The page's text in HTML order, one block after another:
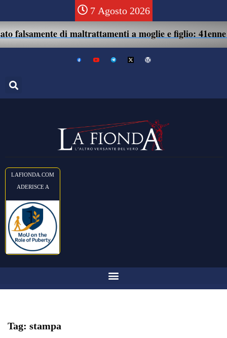
7 Agosto 2026
di maltrattamenti a moglie e figlio: 41enne assolto.
LAFIONDA.COM
ADERISCE A
Tag: stampa